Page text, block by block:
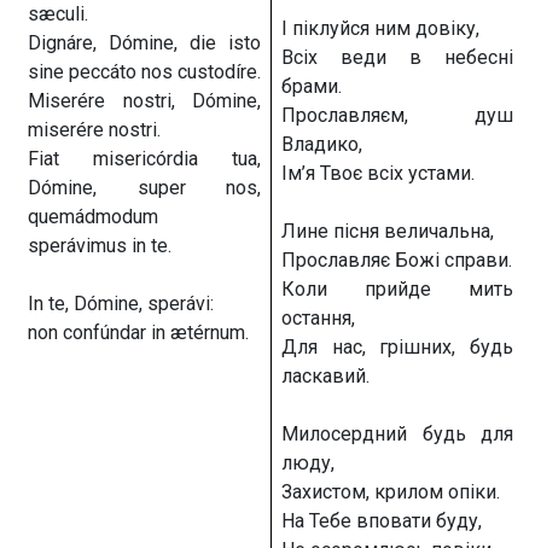
sæculi.
Dignáre, Dómine, die isto
sine peccáto nos custodíre.
Miserére nostri, Dómine,
miserére nostri.
Fiat misericórdia tua,
Dómine, super nos,
quemádmodum
sperávimus in te.
In te, Dómine, sperávi:
non confúndar in ætérnum.
І піклуйся ним довіку,
Всіх веди в небесні
брами.
Прославляєм, душ
Владико,
Ім’я Твоє всіх устами.
Лине пісня величальна,
Прославляє Божі справи.
Коли прийде мить
остання,
Для нас, грішних, будь
ласкавий.
Милосердний будь для
люду,
Захистом, крилом опіки.
На Тебе вповати буду,